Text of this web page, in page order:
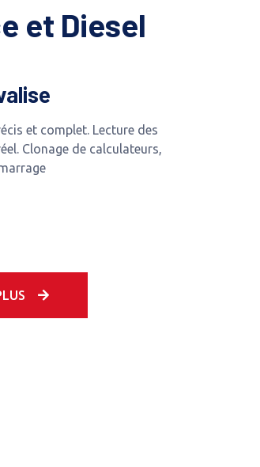
et Diesel
et complet. Lecture des
Clonage de calculateurs,